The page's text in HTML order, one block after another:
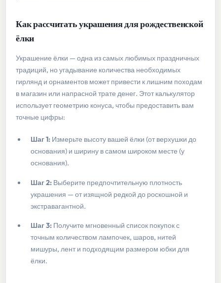
Как рассчитать украшения для рождественской
ёлки
Украшение ёлки — одна из самых любимых праздничных
традиций, но угадывание количества необходимых
гирлянд и орнаментов может привести к лишним походам
в магазин или напрасной трате денег. Этот калькулятор
использует геометрию конуса, чтобы предоставить вам
точные цифры:
Шаг 1: Измерьте высоту вашей ёлки (от верхушки до
основания) и ширину в самом широком месте (у
основания).
Шаг 2: Выберите предпочтительную плотность
украшения — от изящной редкой до роскошной и
экстравагантной.
Шаг 3: Получите мгновенный список покупок с
точным количеством лампочек, шаров, нитей
мишуры, лент и подходящим размером юбки для
ёлки.